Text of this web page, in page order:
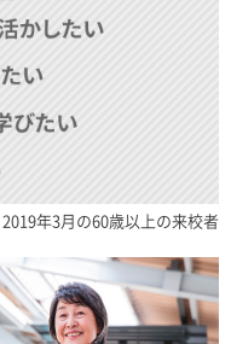
年3月の60歳以上の来校者